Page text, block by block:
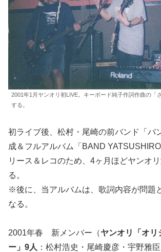
2001年1月ヤンオリ初LIVE。キーボード純子作詞作曲の「
する。
初ライブ後、松村・尾崎の前バンド「バ
成＆フルアルバム「BAND
リース＆レコのため、4ヶ月ほどヤンオ
る。
※後に、当アルバムは、歌詞内容が問題
なる。
2001年春 新メンバー（ヤンオリ「オリ
ー」9人 ：松村浩史・尾崎慶彦・宇野雅